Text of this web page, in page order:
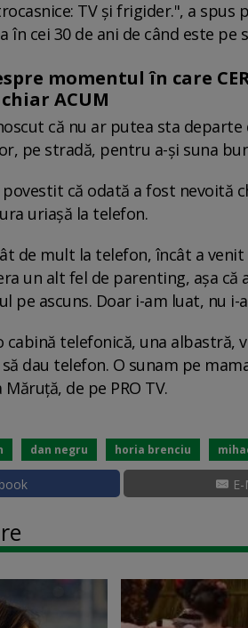
TV și frigider.", a
în cei 30 de ani de când este
momentul în care
ACUM
că nu ar putea sta
pe stradă, pentru a-și suna
că odată a fost nevoită
uriașă la telefon.
de mult la telefon, încât a
un alt fel de parenting, așa
pe ascuns. Doar i-am luat, nu
cabină telefonică, una albastră,
dau telefon. O sunam pe
de pe PRO TV.
dan negru horia brenciu